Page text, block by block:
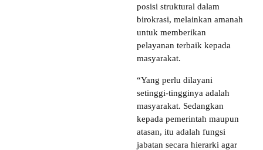
posisi struktural dalam
birokrasi, melainkan amanah
untuk memberikan
pelayanan terbaik kepada
masyarakat.
“Yang perlu dilayani
setinggi-tingginya adalah
masyarakat. Sedangkan
kepada pemerintah maupun
atasan, itu adalah fungsi
jabatan secara hierarki agar